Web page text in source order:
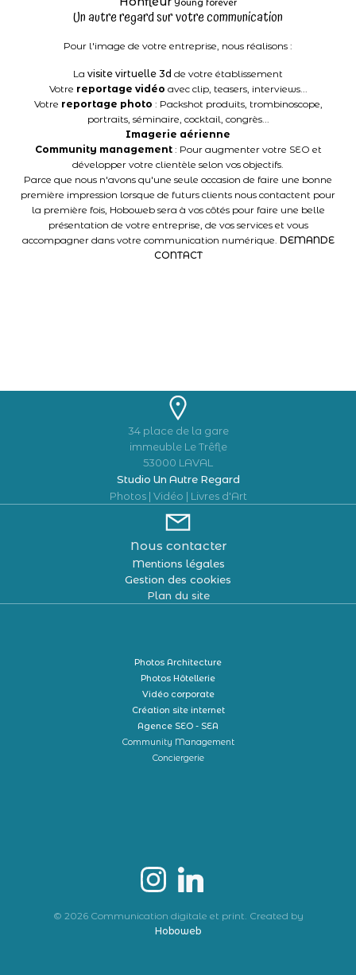
Young forever
Un autre regard sur votre communication
Pour l'image de votre entreprise, nous réalisons :
La visite virtuelle 3d de votre établissement
Votre reportage vidéo avec clip, teasers, interviews...
Votre reportage photo : Packshot produits, trombinoscope,
portraits, séminaire, cocktail, congrès...
Imagerie aérienne
Community management: Pour augmenter votre SEO et
développer votre clientèle selon vos objectifs.
Parce que nous n'avons qu'une seule occasion de faire une bonne
première impression lorsque de futurs clients nous contactent pour
la première fois, Hoboweb sera à vos côtés pour faire une belle
présentation de votre entreprise, de vos services et vous
accompagner dans votre communication numérique. DEMANDE
CONTACT
34 place de la gare
immeuble Le Trêfle
53000 LAVAL
Studio Un Autre Regard
Photos | Vidéo | Livres d'Art
Nous contacter
Mentions légales
Gestion des cookies
Plan du site
Photos Architecture
Photos Hôtellerie
Vidéo corporate
Création site internet
Agence SEO - SEA
Community Management
Conciergerie
© 2026 Communication digitale et print. Created by
Hoboweb